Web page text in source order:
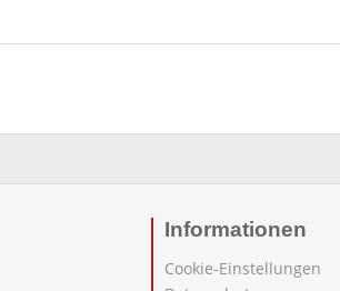
Informationen
Cookie-Einstellungen